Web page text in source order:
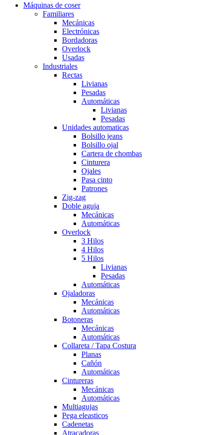
Máquinas de coser
Familiares
Mecánicas
Electrónicas
Bordadoras
Overlock
Usadas
Industriales
Rectas
Livianas
Pesadas
Automáticas
Livianas
Pesadas
Unidades automaticas
Bolsillo jeans
Bolsillo ojal
Cartera de chombas
Cinturera
Ojales
Pasa cinto
Patrones
Zig-zag
Doble aguja
Mecánicas
Automáticas
Overlock
3 Hilos
4 Hilos
5 Hilos
Livianas
Pesadas
Automáticas
Ojaladoras
Mecánicas
Automáticas
Botoneras
Mecánicas
Automáticas
Collareta / Tapa Costura
Planas
Cañón
Automáticas
Cintureras
Mecánicas
Automáticas
Multiagujas
Pega eleasticos
Cadenetas
Atracadoras